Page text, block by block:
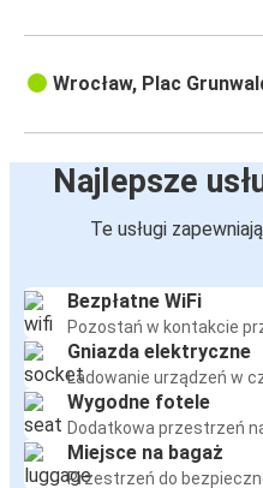
Wrocław, Plac
Najlepsze
Te usługi
Bezpłatne WiFi
Pozostań w kontakcie
Gniazda elektryczne
Ładowanie urządzeń w
Wygodne fotele
Dodatkowa przestrzeń
Miejsce na bagaż
Przestrzeń do